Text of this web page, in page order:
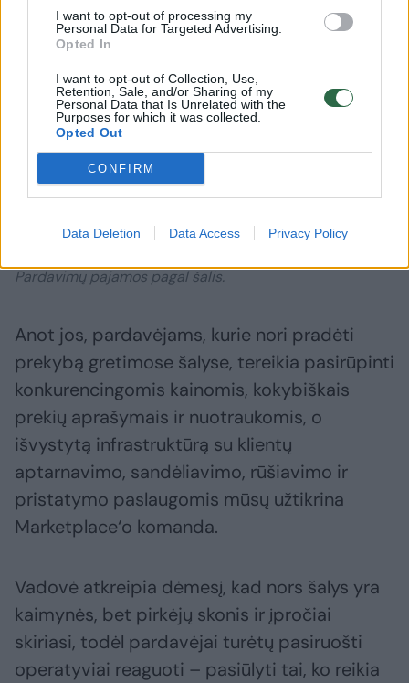
I want to opt-out of processing my
Personal Data for Targeted Advertising.
Opted In
I want to opt-out of Collection, Use,
Retention, Sale, and/or Sharing of my
Personal Data that Is Unrelated with the
Purposes for which it was collected.
Opted Out
CONFIRM
Data Deletion Data Access Privacy Policy
Pardavimų pajamos pagal šalis.
Anot jos, pardavėjams, kurie nori pradėti
prekybą gretimose šalyse, tereikia pasirūpinti
konkurencingomis kainomis, kokybiškais
prekių aprašymais ir nuotraukomis, o
išvystytą infrastruktūrą su klientų
aptarnavimo, sandėliavimo, rūšiavimo ir
pristatymo paslaugomis mūsų užtikrina
Marketplace‘o komanda.
Vadovė atkreipia dėmesį, kad nors šalys yra
kaimynės, bet pirkėjų skonis ir įpročiai
skiriasi, todėl pardavėjai turėtų pasiruošti
operatyviai reaguoti – pasiūlyti tai, ko reikia